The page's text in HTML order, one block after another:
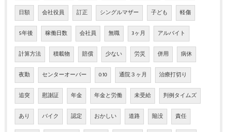
日額 会社役員 訂正 シングルマザー 子ども 軽傷
5年後 稼働日数 会社員 無職 3ヶ月 アルバイト
計算方法 積載物 賠償 少ない 労災 併用 病休
夜勤 センターオーバー 0:10 通院３ヶ月 治療打切り
追突 慰謝証 年金 年金と労働 未受給 判例タイムズ
あり バイク 認定 おかしい 道路 陥没 責任